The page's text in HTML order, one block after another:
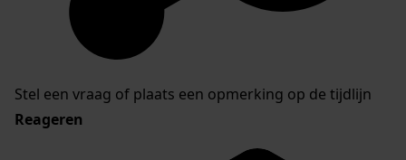
Stel een vraag of plaats een opmerking op de tijdlijn
Reageren